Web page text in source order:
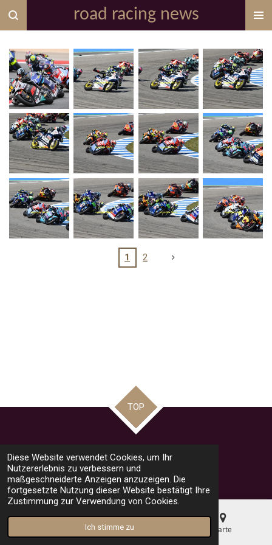
Diese Website verwendet Cookies, um Ihr
Nutzererlebnis zu verbessern und
maßgeschneiderte Anzeigen anzuzeigen. Die
fortgesetzte Nutzung dieser Website bestätigt Ihre
Zustimmung zur Verwendung von Cookies.
Ich stimme zu
Zum
Hauptinhalt
road racing news
1 2
TOP
© 2023 - 2026 road racing news by Mario
Mit Unterstützung von Webador
Telefon Karte